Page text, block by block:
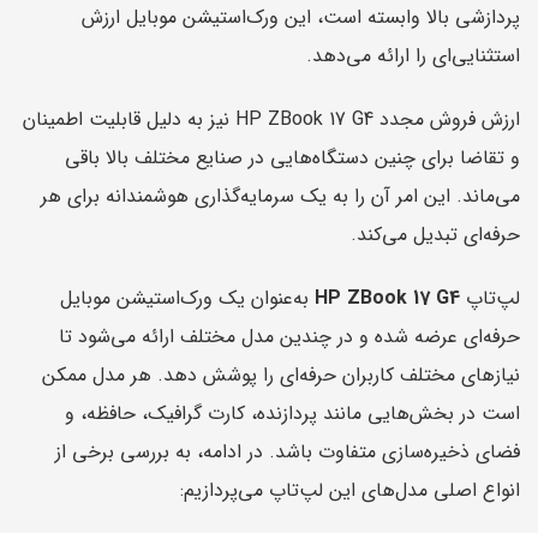
پردازشی بالا وابسته است، این ورک‌استیشن موبایل ارزش
استثنایی‌ای را ارائه می‌دهد.
ارزش فروش مجدد HP ZBook 17 G4 نیز به دلیل قابلیت اطمینان
و تقاضا برای چنین دستگاه‌هایی در صنایع مختلف بالا باقی
می‌ماند. این امر آن را به یک سرمایه‌گذاری هوشمندانه برای هر
حرفه‌ای تبدیل می‌کند.
لپ‌تاپ HP ZBook 17 G4 به‌عنوان یک ورک‌استیشن موبایل
حرفه‌ای عرضه شده و در چندین مدل مختلف ارائه می‌شود تا
نیازهای مختلف کاربران حرفه‌ای را پوشش دهد. هر مدل ممکن
است در بخش‌هایی مانند پردازنده، کارت گرافیک، حافظه، و
فضای ذخیره‌سازی متفاوت باشد. در ادامه، به بررسی برخی از
انواع اصلی مدل‌های این لپ‌تاپ می‌پردازیم: